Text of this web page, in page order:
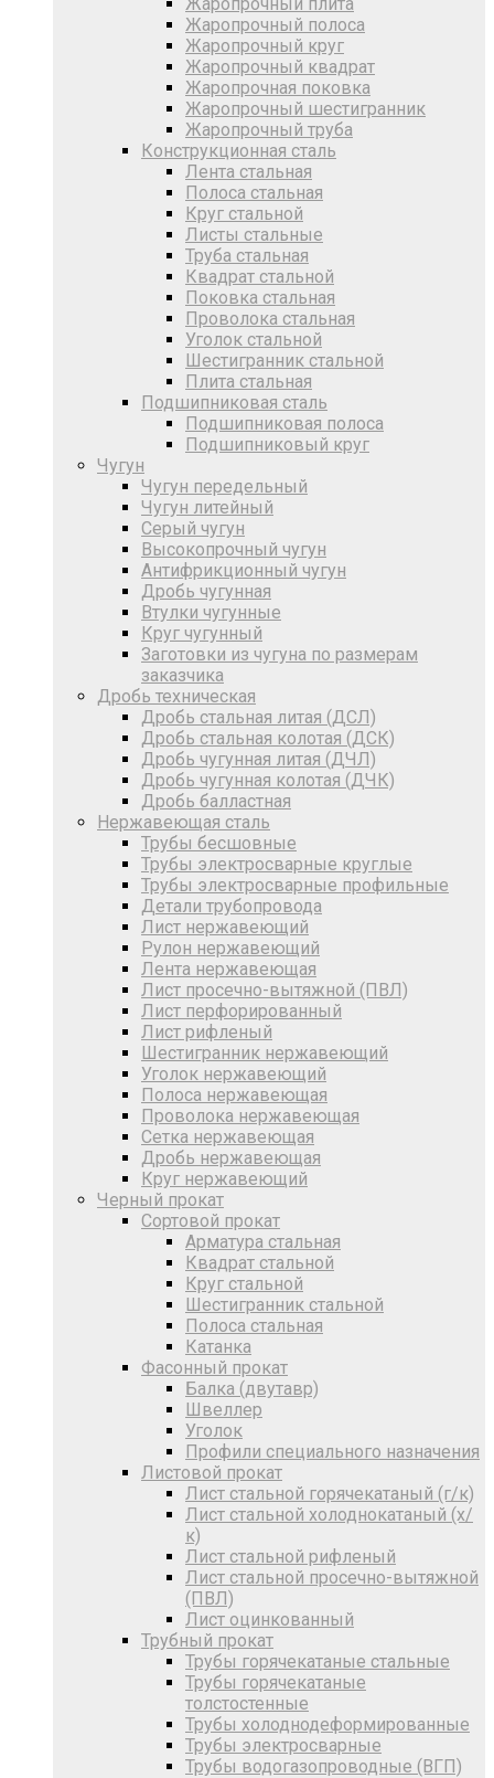
Жаропрочный полоса
Жаропрочный круг
Жаропрочный квадрат
Жаропрочная поковка
Жаропрочный шестигранник
Жаропрочный труба
Конструкционная сталь
Лента стальная
Полоса стальная
Круг стальной
Листы стальные
Труба стальная
Квадрат стальной
Поковка стальная
Проволока стальная
Уголок стальной
Шестигранник стальной
Плита стальная
Подшипниковая сталь
Подшипниковая полоса
Подшипниковый круг
Чугун
Чугун передельный
Чугун литейный
Серый чугун
Высокопрочный чугун
Антифрикционный чугун
Дробь чугунная
Втулки чугунные
Круг чугунный
Заготовки из чугуна по размерам
заказчика
Дробь техническая
Дробь стальная литая (ДСЛ)
Дробь стальная колотая (ДСК)
Дробь чугунная литая (ДЧЛ)
Дробь чугунная колотая (ДЧК)
Дробь балластная
Нержавеющая сталь
Трубы бесшовные
Трубы электросварные круглые
Трубы электросварные профильные
Детали трубопровода
Лист нержавеющий
Рулон нержавеющий
Лента нержавеющая
Лист просечно-вытяжной (ПВЛ)
Лист перфорированный
Лист рифленый
Шестигранник нержавеющий
Уголок нержавеющий
Полоса нержавеющая
Проволока нержавеющая
Сетка нержавеющая
Дробь нержавеющая
Круг нержавеющий
Черный прокат
Сортовой прокат
Арматура стальная
Квадрат стальной
Круг стальной
Шестигранник стальной
Полоса стальная
Катанка
Фасонный прокат
Балка (двутавр)
Швеллер
Уголок
Профили специального назначения
Листовой прокат
Лист стальной горячекатаный (г/к)
Лист стальной холоднокатаный (х/
к)
Лист стальной рифленый
Лист стальной просечно-вытяжной
(ПВЛ)
Лист оцинкованный
Трубный прокат
Трубы горячекатаные стальные
Трубы горячекатаные
толстостенные
Трубы холоднодеформированные
Трубы электросварные
Трубы водогазопроводные (ВГП)